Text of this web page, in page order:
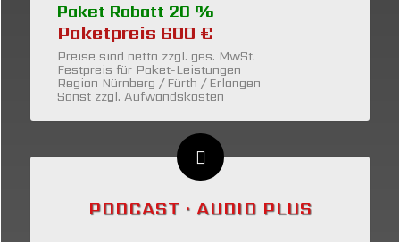
Paket Rabatt 20 %
Paketpreis 600 €
Preise sind netto zzgl. ges. MwSt.
Festpreis für Paket-Leistungen
Region Nürnberg / Fürth / Erlangen
Sonst zzgl. Aufwandskosten
PODCAST · AUDIO PLUS